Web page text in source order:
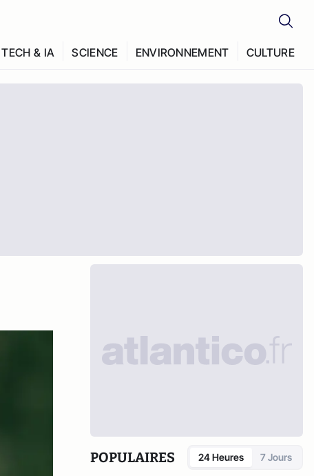
TECH & IA SCIENCE ENVIRONNEMENT CULTURE
POPULAIRES 24 Heures 7 Jours